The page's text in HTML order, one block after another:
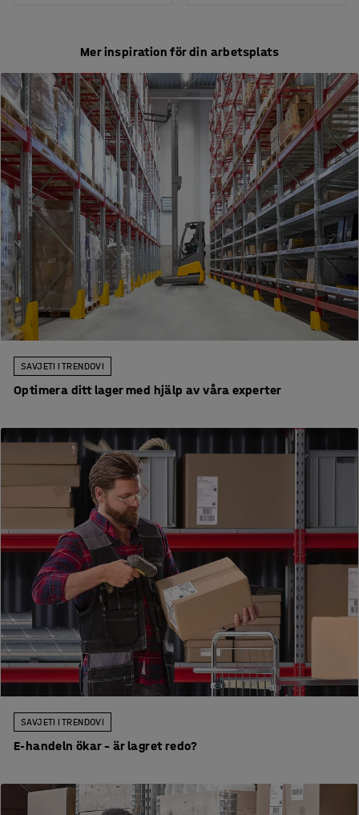
Mer inspiration för din arbetsplats
SAVJETI I TRENDOVI
Optimera ditt lager med hjälp av våra experter
SAVJETI I TRENDOVI
E-handeln ökar – är lagret redo?